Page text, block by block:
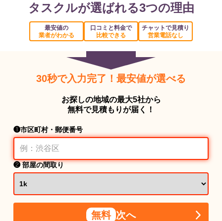
タスクルが選ばれる3つの理由
最安値の
業者がわかる
口コミと料金で
比較できる
チャットで見積り
営業電話なし
30秒で入力完了！最安値が選べる
お探しの地域の最大5社から
無料で見積もりが届く！
❶市区町村・郵便番号
❷ 部屋の間取り
無料 次へ